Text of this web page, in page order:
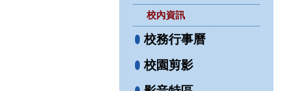
校內資訊
校務行事曆
校園剪影